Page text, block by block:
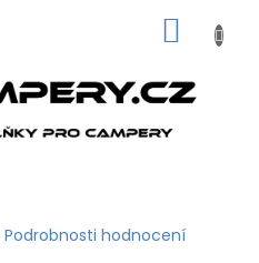
KOŠÍK
Podrobnosti hodnocení